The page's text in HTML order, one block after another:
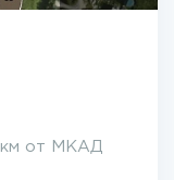
км от МКАД